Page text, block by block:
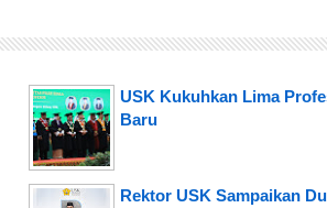
USK Kukuhkan Lima
Baru
Rektor USK Sampaikan